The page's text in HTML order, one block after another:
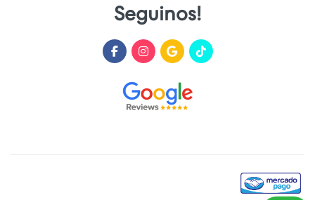
Seguinos!